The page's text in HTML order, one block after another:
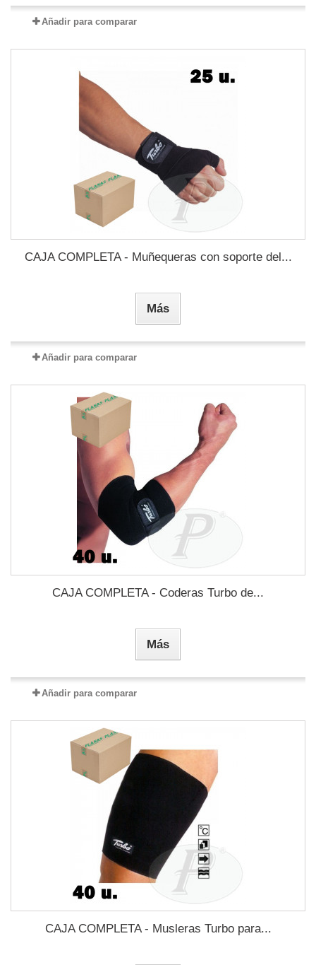
Añadir para comparar
CAJA COMPLETA - Muñequeras con soporte del...
Más
Añadir para comparar
CAJA COMPLETA - Coderas Turbo de...
Más
Añadir para comparar
CAJA COMPLETA - Musleras Turbo para...